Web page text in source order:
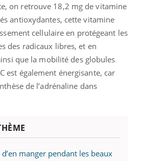
on retrouve 18,2 mg de vitamine
antioxydantes, cette vitamine
cellulaire en protégeant les
des radicaux libres, et en
que la mobilité des globules
est également énergisante, car
de l’adrénaline dans
manger pendant les beaux